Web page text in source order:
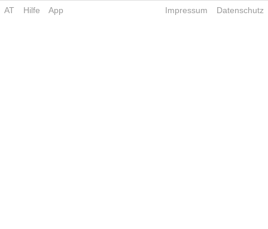
AT Hilfe App Impressum Datenschutz